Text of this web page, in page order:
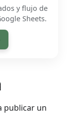
y flujo de
Sheets.
publicar un